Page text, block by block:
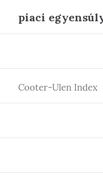
piaci
Cooter-Ulen Index